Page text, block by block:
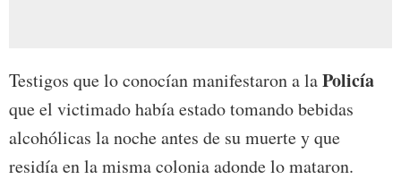
Testigos que lo conocían manifestaron a laPolicía
que el victimado había estado tomando bebidas
alcohólicas la noche antes de su muerte y que
residía en la misma colonia adonde lo mataron.